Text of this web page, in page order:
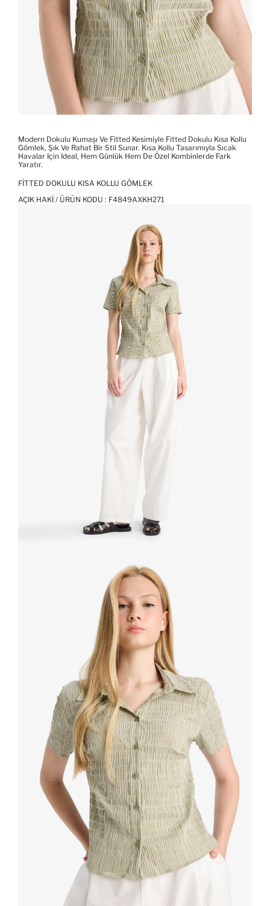
Modern Dokulu Kumaşı Ve Fitted Kesimiyle Fitted Dokulu Kısa Kollu
Gömlek, Şık Ve Rahat Bir Stil Sunar. Kısa Kollu Tasarımıyla Sıcak
Havalar Için Ideal, Hem Günlük Hem De Özel Kombinlerde Fark
Yaratır.
FITTED DOKULU KISA KOLLU GÖMLEK
AÇIK HAKI / ÜRÜN KODU : F4849AXKH271